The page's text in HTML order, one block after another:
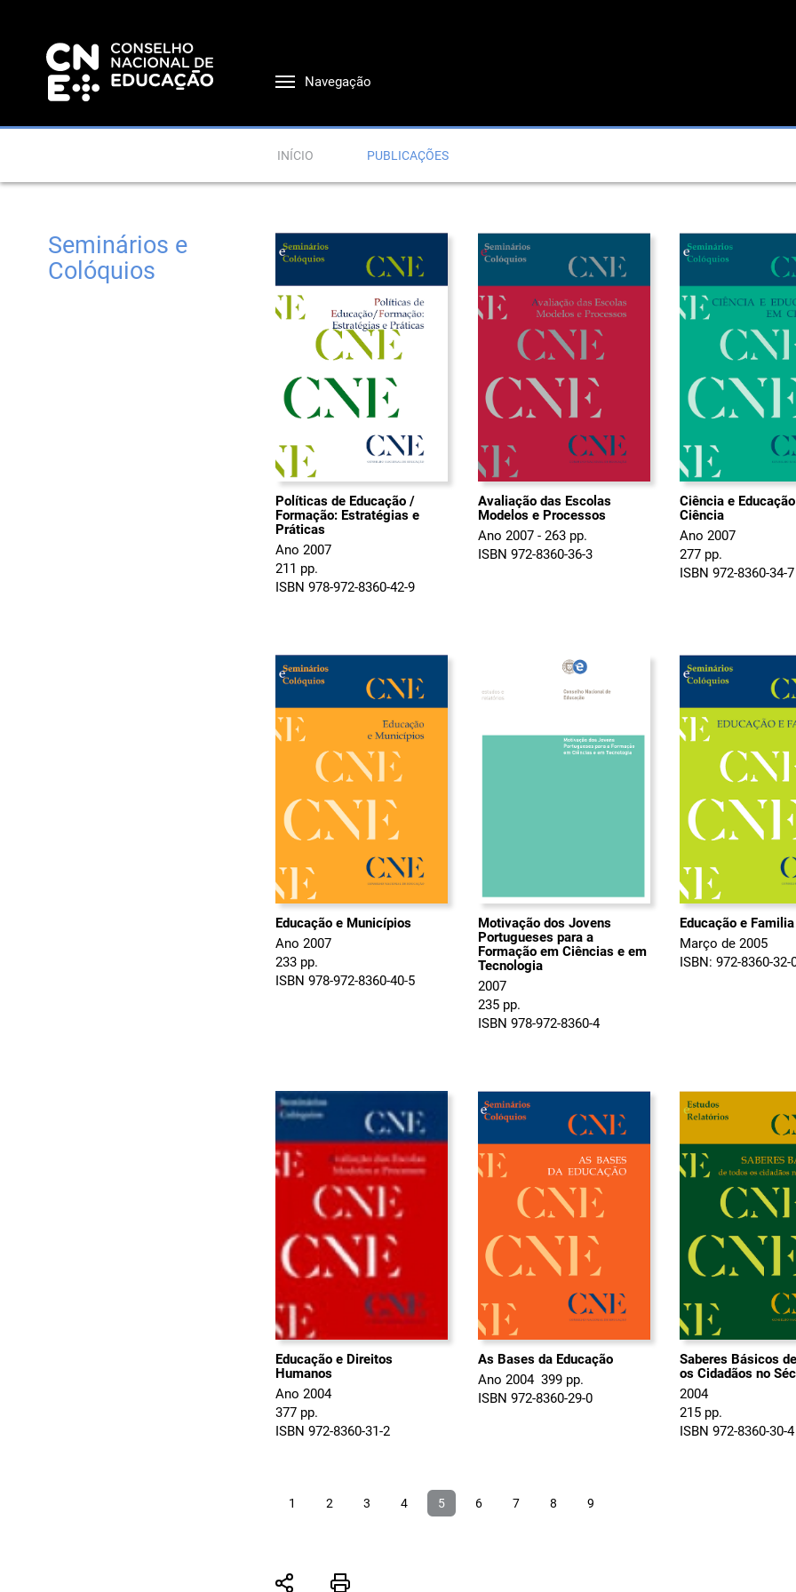
Navegação
INÍCIO PUBLICAÇÕES
Seminários e
Colóquios
Políticas de Educação /
Formação: Estratégias e
Práticas
Ano 2007
211 pp.
ISBN 978-972-8360-42-9
Avaliação das Escolas
Modelos e Processos
Ano 2007 - 263 pp.
ISBN 972-8360-36-3
Ciência e
Ciência
Ano 2007
277 pp.
ISBN 972-8360-34-7
Educação e Municípios
Ano 2007
233 pp.
ISBN 978-972-8360-40-5
Motivação dos Jovens
Portugueses para a
Formação em Ciências e em
Tecnologia
2007
235 pp.
ISBN 978-972-8360-4
Educação e Familia
Março de 2005
ISBN: 972-8360-32-
Educação e Direitos
Humanos
Ano 2004
377 pp.
ISBN 972-8360-31-2
As Bases da Educação
Ano 2004  399 pp.
ISBN 972-8360-29-0
Saberes Básicos
os Cidadãos no
2004
215 pp.
ISBN 972-8360-30-4
1 2 3 4 5 6 7 8 9